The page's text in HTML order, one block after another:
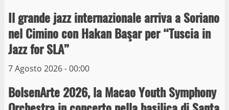
Il grande jazz internazionale arriva a Soriano
nel Cimino con Hakan Başar per “Tuscia in
Jazz for SLA”
7 Agosto 2026 - 00:00
BolsenArte 2026, la Macao Youth Symphony
6
Trasporto pubblico locale, trasferimento
capolinea al terminal Riello dal 15 al 17
15 Giugno 2023
Giochi Sportivi Studenteschi di Atletica a